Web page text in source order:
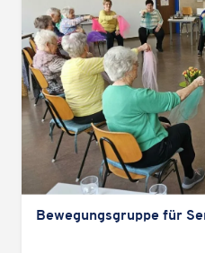
Bewe­gungs­gruppe für